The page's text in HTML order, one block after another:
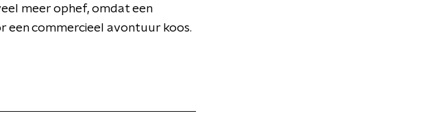
meer ophef, omdat een
een commercieel avontuur koos.